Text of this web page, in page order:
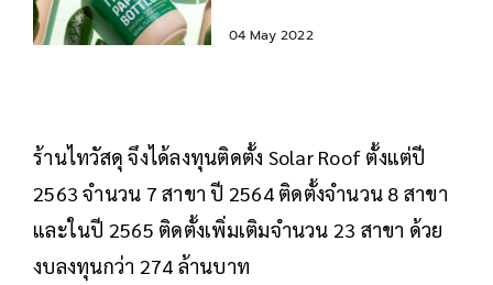
04 May 2022
ร้านไทวัสดุ จึงได้ลงทุนติดตั้ง Solar Roof ตั้งแต่ปี
2563 จำนวน 7 สาขา ปี 2564 ติดตั้งจำนวน 8 สาขา
และในปี 2565 ติดตั้งเพิ่มเติมจำนวน 23 สาขา ด้วย
งบลงทุนกว่า 274 ล้านบาท